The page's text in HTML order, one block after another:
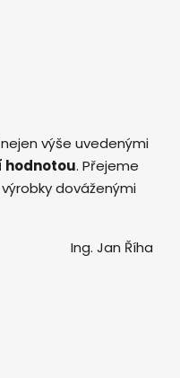
výše uvedenými
hodnotou. Přejeme
dováženými
Ing. Jan Říha